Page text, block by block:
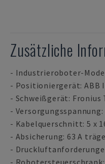
Zusätzliche
- Industrieroboter-
- Positioniergerät: ABB
- Schweißgerät: Fronius
- Versorgungsspannung:
- Kabelquerschnitt: 5 x
- Absicherung: 63 A träge
-
-